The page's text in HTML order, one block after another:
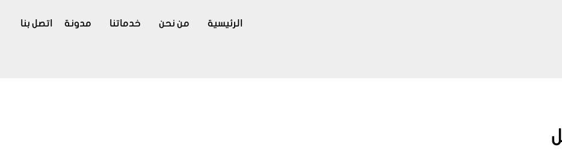
الرئيسية من نحن خدماتنا مدونة اتصل بنا